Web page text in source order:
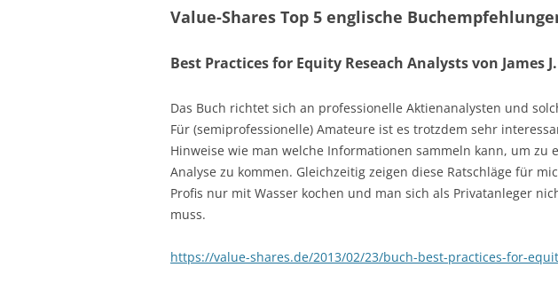
Value-Shares Top 5 englische
Best Practices for Equity Reseach Analysts von James
Das Buch richtet sich an professionelle Aktienanalysten und
Für (semiprofessionelle) Amateure ist es trotzdem sehr
Hinweise wie man welche Informationen sammeln kann, um zu
Analyse zu kommen. Gleichzeitig zeigen diese Ratschläge für
Profis nur mit Wasser kochen und man sich als Privatanleger
muss.
https://value-shares.de/2013/02/23/buch-best-practices-for-